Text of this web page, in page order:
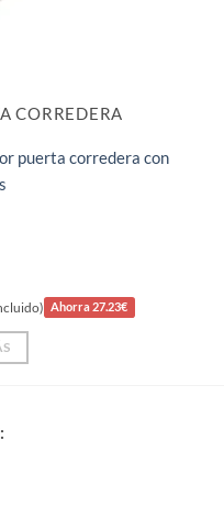
CORREDERA
puerta corredera con
€.
Ahorra 27.23€